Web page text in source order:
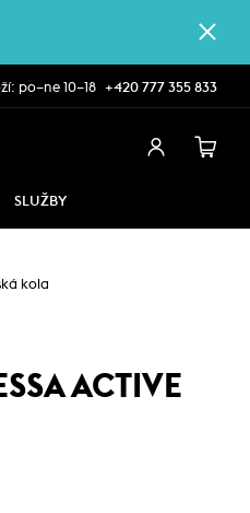
po–ne 10–18 +420 777 355 833
SLUŽBY
kola
ACTIVE